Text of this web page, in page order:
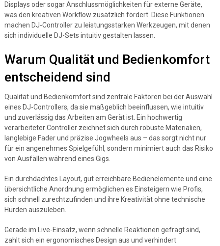
Displays oder sogar Anschlussmöglichkeiten für externe Geräte,
was den kreativen Workflow zusätzlich fördert. Diese Funktionen
machen DJ-Controller zu leistungsstarken Werkzeugen, mit denen
sich individuelle DJ-Sets intuitiv gestalten lassen.
Warum Qualität und Bedienkomfort
entscheidend sind
Qualität und Bedienkomfort sind zentrale Faktoren bei der Auswahl
eines DJ-Controllers, da sie maßgeblich beeinflussen, wie intuitiv
und zuverlässig das Arbeiten am Gerät ist. Ein hochwertig
verarbeiteter Controller zeichnet sich durch robuste Materialien,
langlebige Fader und präzise Jogwheels aus – das sorgt nicht nur
für ein angenehmes Spielgefühl, sondern minimiert auch das Risiko
von Ausfällen während eines Gigs.
Ein durchdachtes Layout, gut erreichbare Bedienelemente und eine
übersichtliche Anordnung ermöglichen es Einsteigern wie Profis,
sich schnell zurechtzufinden und ihre Kreativität ohne technische
Hürden auszuleben.
Gerade im Live-Einsatz, wenn schnelle Reaktionen gefragt sind,
zahlt sich ein ergonomisches Design aus und verhindert